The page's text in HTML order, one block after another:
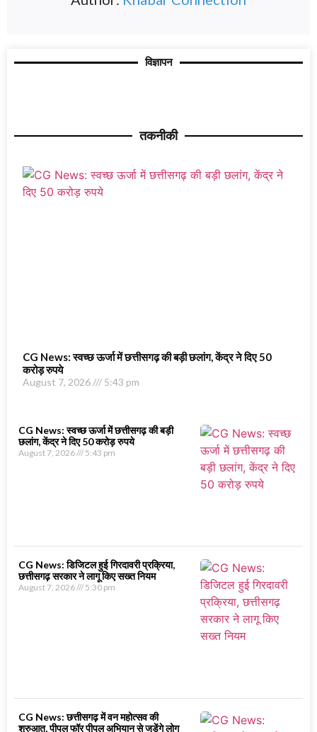
विज्ञापन
तकनीकी
CG News: स्वच्छ ऊर्जा में छत्तीसगढ़ की बड़ी छलांग, केंद्र ने दिए 50
करोड़ रुपये
August 7, 2026 5:43 pm
CG News: स्वच्छ ऊर्जा में छत्तीसगढ़ की बड़ी
छलांग, केंद्र ने दिए 50 करोड़ रुपये
August 7, 2026 5:43 pm
CG News: डिजिटल हुई गिरदावरी प्रक्रिया,
छत्तीसगढ़ सरकार ने लागू किए सख्त नियम
August 7, 2026 5:30 pm
CG News: छत्तीसगढ़ में वन महोत्सव की
शुरुआत, पीपल फॉर पीपुल अभियान से जुड़ेंगे लोग